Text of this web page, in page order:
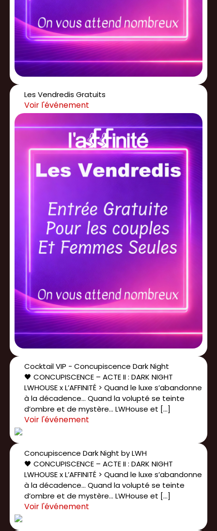
Les Vendredis Gratuits
Cocktail VIP - Concupiscence Dark Night
🖤 CONCUPISCENCE – ACTE II : DARK NIGHT
LWHOUSE x L’AFFINITÉ > Quand le luxe s’abandonne
à la décadence… Quand la volupté se teinte
d’ombre et de mystère… LWHouse et […]
Concupiscence Dark Night by LWH
🖤 CONCUPISCENCE – ACTE II : DARK NIGHT
LWHOUSE x L’AFFINITÉ > Quand le luxe s’abandonne
à la décadence… Quand la volupté se teinte
d’ombre et de mystère… LWHouse et […]